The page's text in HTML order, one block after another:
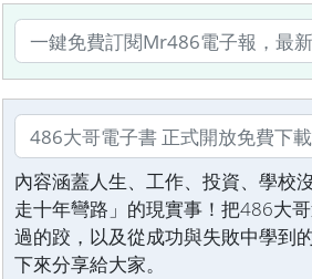
內容涵蓋人生、工作、投資、學校
走十年彎路」的現實事！把486大
過的跤，以及從成功與失敗中學到
下來分享給大家。